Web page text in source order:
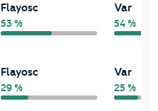
Flayosc
53 %
Var
54 %
Flayosc
29 %
Var
25 %